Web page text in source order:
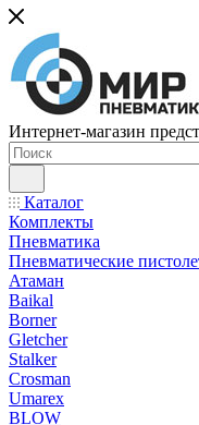
Интернет-магазин
Каталог
Комплекты
Пневматика
Пневматические
Атаман
Baikal
Borner
Gletcher
Stalker
Crosman
Umarex
BLOW